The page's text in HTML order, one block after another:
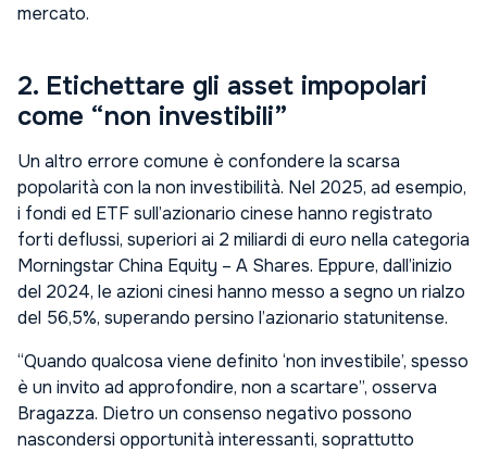
mercato.
2. Etichettare gli asset impopolari
come “non investibili”
Un altro errore comune è confondere la scarsa
popolarità con la non investibilità. Nel 2025, ad esempio,
i fondi ed ETF sull’azionario cinese hanno registrato
forti deflussi, superiori ai 2 miliardi di euro nella categoria
Morningstar China Equity – A Shares. Eppure, dall’inizio
del 2024, le azioni cinesi hanno messo a segno un rialzo
del 56,5%, superando persino l’azionario statunitense.
“Quando qualcosa viene definito ‘non investibile’, spesso
è un invito ad approfondire, non a scartare”, osserva
Bragazza. Dietro un consenso negativo possono
nascondersi opportunità interessanti, soprattutto